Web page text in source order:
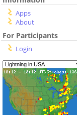
Apps
About
For Participants
Login